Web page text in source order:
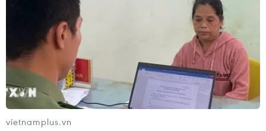
mắt xích trong chuỗi giá trị toàn cầu về ngành
công nghiệp phụ trợ là điều rất cần thiết,” ông
Thành nhấn mạnh./.
(Vietnam+)
vietnamplus.vn